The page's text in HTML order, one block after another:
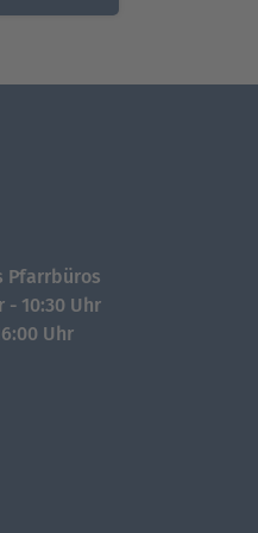
Pfarrbüros
- 10:30 Uhr
Uhr